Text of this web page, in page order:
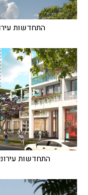
התחדשות
התחדשות